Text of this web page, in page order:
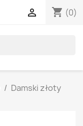
shopping_cart (0)

Damski złoty